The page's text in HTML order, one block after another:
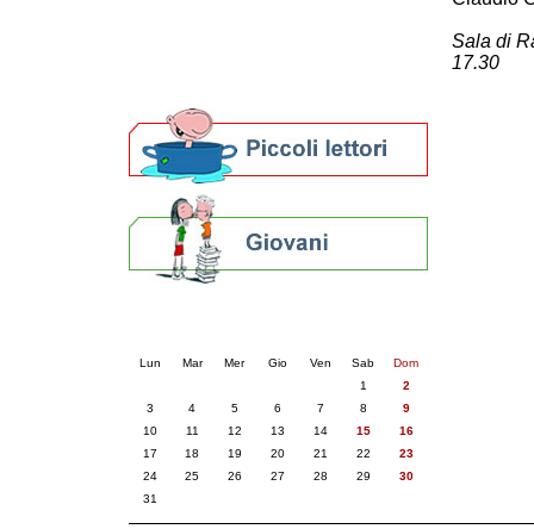
Sala di
17.30
Lun Mar Mer Gio Ven Sab
Dom
1
2
3
4 5 6 7 8
9
10
11 12 13 14 15
16
17
18 19 20 21 22
23
24
25 26 27 28 29
30
31